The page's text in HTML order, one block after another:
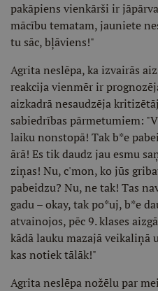
pakāpiens vienkārši ir
mācību tematam, jauniete
tu sāc, bļāviens!"
Agrita neslēpa, ka izvairās
reakcija vienmēr ir
aizkadrā nesaudzēja
sabiedrības pārmetumiem:
laiku nonstopā! Tak b*e
ārā! Es tik daudz jau esmu
ziņas! Nu, c'mon, ko jūs
pabeidzu? Nu, ne tak! Tas
gadu – okay, tak po*uj, b*e
atvainojos, pēc 9. klases
kādā lauku mazajā
kas notiek tālāk!"
Agrita neslēpa nožēlu par